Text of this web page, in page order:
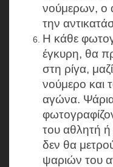
νούμερων, ο
την
Η κάθε
έγκυρη, θα
στη ρίγα,
νούμερο και
αγώνα.
του αθλητή
δεν θα
ψαριών του